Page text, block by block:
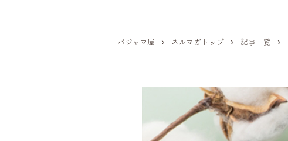
パジャマ屋 ネルマガトップ 記事一覧